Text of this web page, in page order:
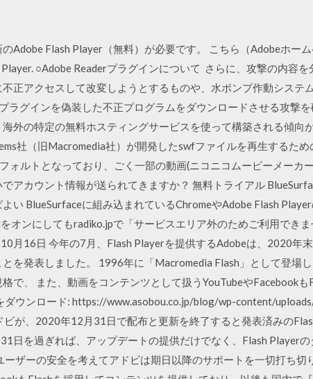
Adobe Flash Player（無料）が必要です。 こちら（Adobeホー
○Adobe Readerプラグインについて さらに、攻撃の内容
正アクセスして改変しようとするものや、水ポンプ作動システ
ラグインを偽装した不正プログラムをダウンロードさせる攻撃
外の特定の無料ホスティングサービスを使って構築される傾向
社（旧Macromedia社）が開発したswfファイルを再生するた
ォルトとなっており、ごく一部の動画(ニコニコムービーメーカ
アカウント情報が送られてきますか？ 無料トライアル
い BlueSurfaceに組み込まれているChromeやAdobe Flash
オンにしてもradiko.jpで「サービスエリア外のためご利用でき
月16日 今年の7月、Flash Playerを提供するAdobeは、2020年
を発表しました。 1996年に「Macromedia Flash」として登場
で、 また、動画をコンテンツとして扱うYouTubeやFacebook
ダウンロード: https://www.asobou.co.jp/blog/wp-content/
ビが、2020年12月31日で配布と更新を終了すると発表済みの
日を過ぎれば、アップデートの提供だけでなく、Flash Player
ーザーの安全を考えてアドビは期日以降のサポートを一切打ち切